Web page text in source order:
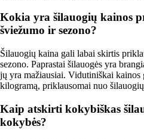
Kokia yra šilauogių kainos
šviežumo ir sezono?
Šilauogių kaina gali labai skirtis
sezono. Paprastai šilauogės yra
jų yra mažiausiai. Vidutiniškai
kilogramą, priklausomai nuo
Kaip atskirti kokybiškas
kokybės?